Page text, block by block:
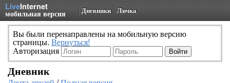
LiveInternet
мобильная версия Дневники Личка
Вы были перенаправлены на мобильную версию
страницы. Вернуться!
Авторизация
Дневник